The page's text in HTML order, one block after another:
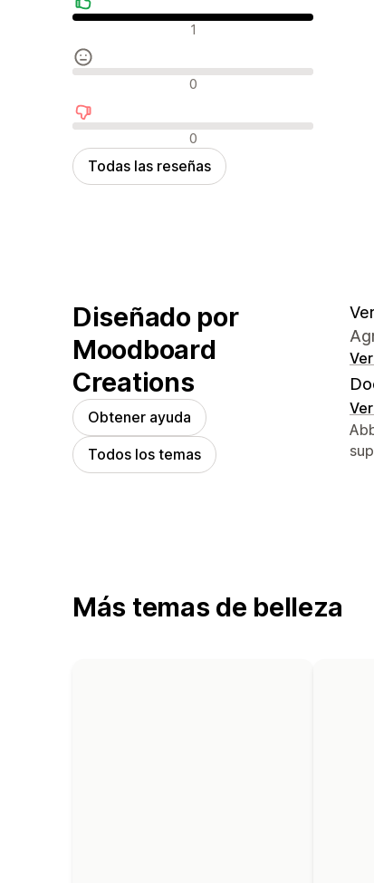
Reseñas positivas1
Reseñas neutras 0
Reseñas negativas
0
Todas las reseñas
Diseñado por
Moodboard
Creations
Obtener ayuda
Todos los temas
Más temas de belleza